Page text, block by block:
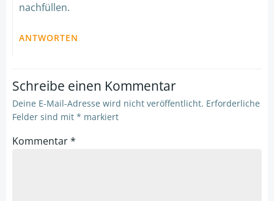
nachfüllen.
ANTWORTEN
Schreibe einen Kommentar
Deine E-Mail-Adresse wird nicht veröffentlicht. Erforderliche
Felder sind mit * markiert
Kommentar*